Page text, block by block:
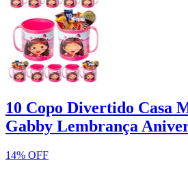
10 Copo Divertido Casa
Gabby Lembrança
14% OFF